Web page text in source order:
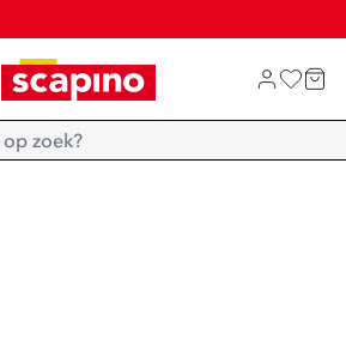
TOT 70% KORTING OP SALE
SHOP NIEUW
Home